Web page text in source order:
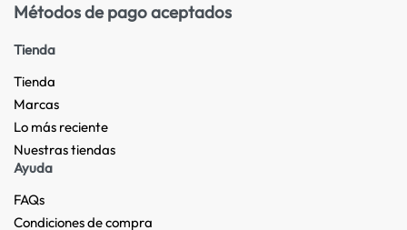
Métodos de pago aceptados
Tienda
Tienda
Marcas
Lo más reciente​
Nuestras tiendas​
Ayuda
FAQs
Condiciones de compra